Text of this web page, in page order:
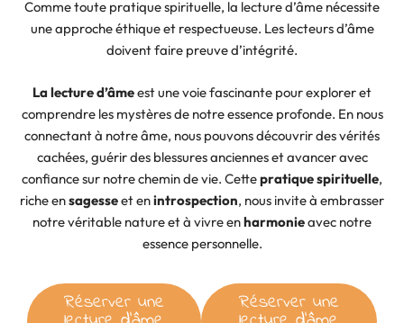
Comme toute pratique spirituelle, la lecture d’âme nécessite
une approche éthique et respectueuse. Les lecteurs d’âme
doivent faire preuve d’intégrité.
La lecture d’âmeest une voie fascinante pour explorer et
comprendre les mystères de notre essence profonde. En nous
connectant à notre âme, nous pouvons découvrir des vérités
cachées, guérir des blessures anciennes et avancer avec
confiance sur notre chemin de vie. Cettepratique spirituelle,
riche ensagesseet enintrospection, nous invite à embrasser
notre véritable nature et à vivre enharmonieavec notre
essence personnelle.
Réserver une Réserver une